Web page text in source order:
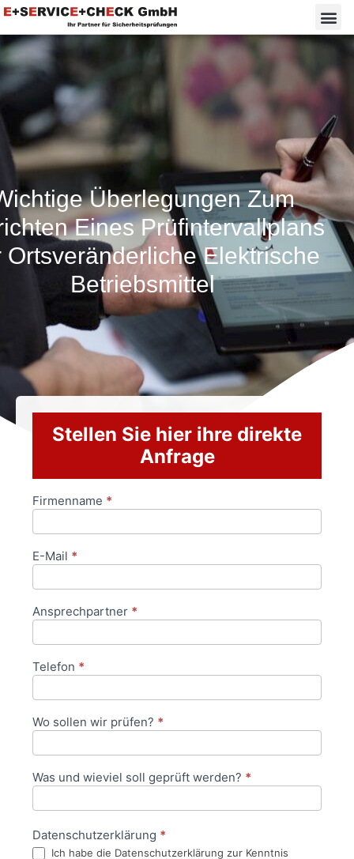
Überlegungen Zum
Eines Prüfintervallplans
Ortsveränderliche Elektrische
Betriebsmittel
Stellen Sie hier ihre direkte
Anfrage
Anfrageformular
Firmenname *
E-Mail *
Ansprechpartner *
Telefon *
Wo sollen wir prüfen? *
Was und wieviel soll geprüft werden? *
Datenschutzerklärung *
Ich habe die Datenschutzerklärung zur Kenntnis